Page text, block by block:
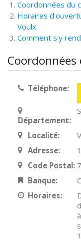
Coordonnées du
Horaires
Voulx
Comment s'y
Téléphone:
Département:
Localité:
Adresse:
Code Postal:
Banque:
Horaires: